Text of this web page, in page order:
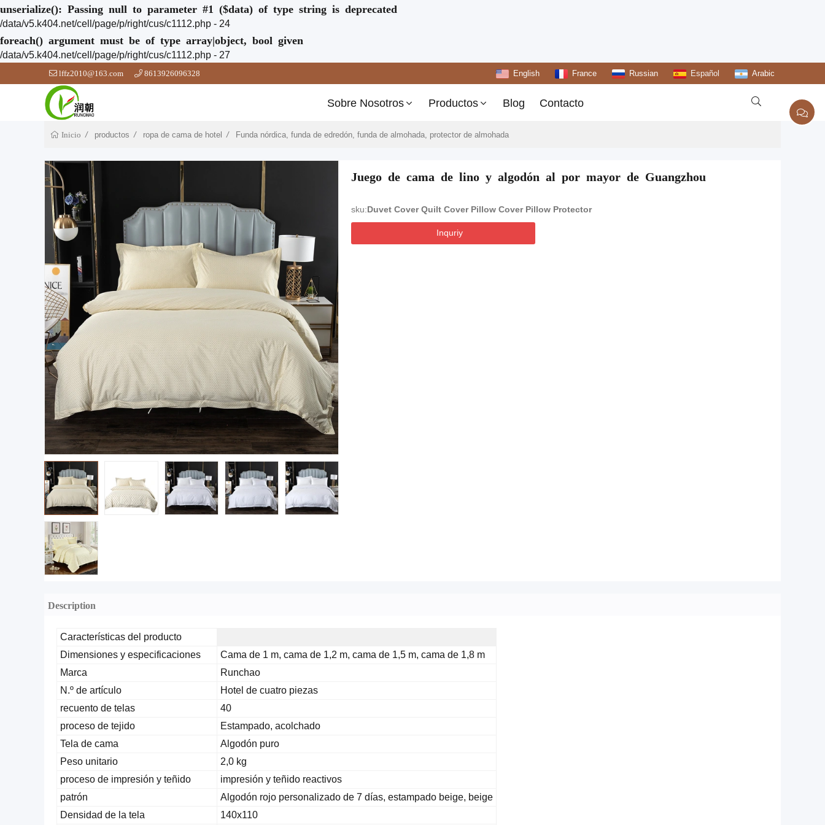
unserialize(): Passing null to parameter #1 ($data) of type string is deprecated
/data/v5.k404.net/cell/page/p/right/cus/c1112.php - 24
foreach() argument must be of type array|object, bool given
/data/v5.k404.net/cell/page/p/right/cus/c1112.php - 27
lffz2010@163.com 8613926096328 English France Russian Español Arabic
Sobre Nosotros Productos Blog Contacto 
Inicio productos ropa de cama de hotel Funda nórdica, funda de edredón, funda de almohada, protector de almohada
Juego de cama de lino y algodón al por mayor de Guangzhou
sku:Duvet Cover Quilt Cover Pillow Cover Pillow Protector
Inquriy
Description
Características del producto
Dimensiones y especificaciones
Cama de 1 m, cama de 1,2 m, cama de 1,5 m, cama de 1,8 m
Marca
Runchao
N.º de artículo
Hotel de cuatro piezas
recuento de telas
40
proceso de tejido
Estampado, acolchado
Tela de cama
Algodón puro
Peso unitario
2,0 kg
proceso de impresión y teñido
impresión y teñido reactivos
patrón
Algodón rojo personalizado de 7 días, estampado beige, beige
Densidad de la tela
140x110